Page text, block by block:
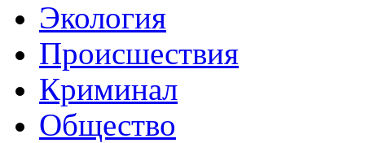
Экология
Происшествия
Криминал
Общество